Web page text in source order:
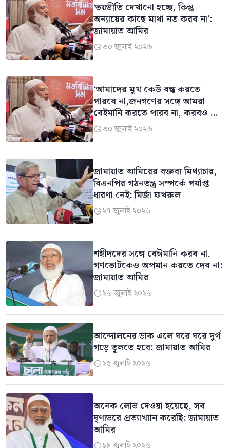
‘ভয়ভীতি দেখানো হচ্ছে, কিন্তু
অন্যায়ের কাছে মাথা নত করব না’:
জামায়াত আমির
৩০ জুলাই ২০২৬
‘আমাদের মুখ কেউ বন্ধ করতে
পারবে না,জনগণের সঙ্গে আমরা
বেইমানি করতে পারব না, করবও না:
জামায়াত আমির
৩০ জুলাই ২০২৬
জামায়াত আমিরের বক্তব্য মিথ্যাচার,
বিএনপির গঠনতন্ত্র সম্পর্কে পর্যাপ্ত
ধারণা নেই: মির্জা ফখরুল
২৭ জুলাই ২০২৬
শহীদদের সঙ্গে বেঈমানি করব না,
গণভোটকেও অপমান করতে দেব না:
জামায়াত আমির
২৬ জুলাই ২০২৬
আন্দোলনের ডাক এলে ঘরে ঘরে দুর্গ
গড়ে তুলতে হবে: জামায়াত আমির
২৫ জুলাই ২০২৬
অনেক লোভ দেওয়া হয়েছে, সব
ঘৃণাভরে প্রত্যাখ্যান করেছি: জামায়াত
আমির
